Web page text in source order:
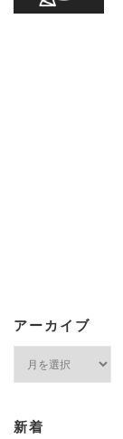
アーカイブ
ブ
新着